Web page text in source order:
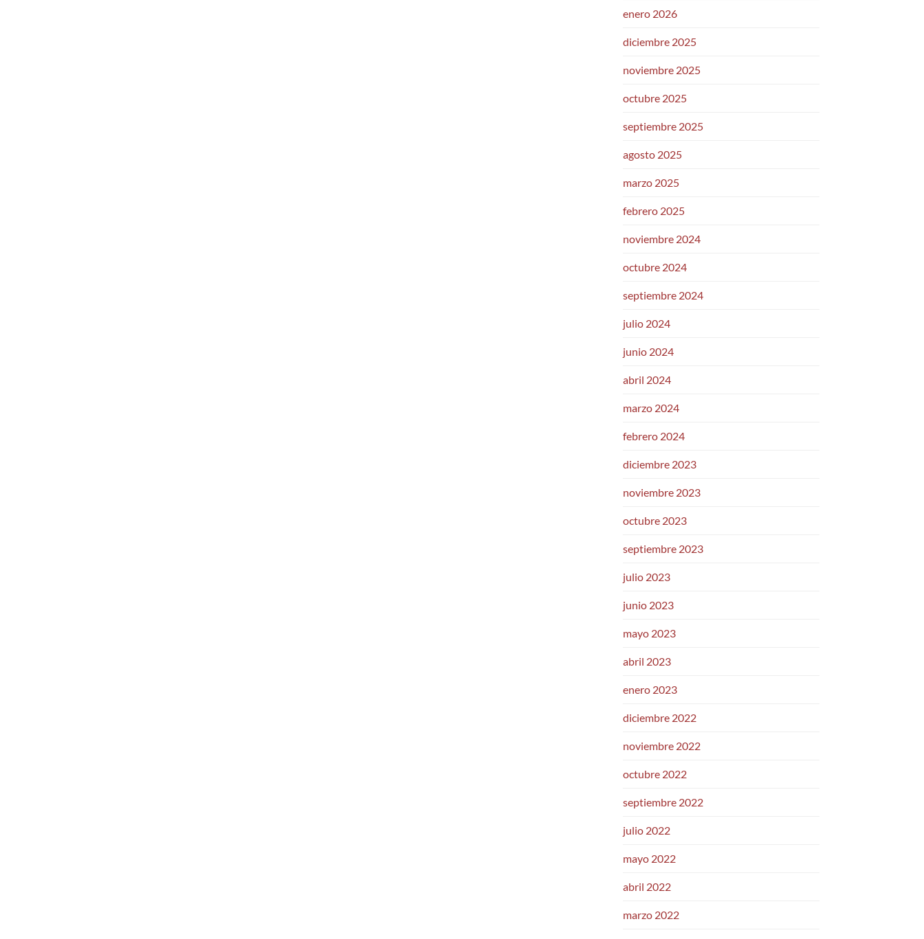
enero 2026
diciembre 2025
noviembre 2025
octubre 2025
septiembre 2025
agosto 2025
marzo 2025
febrero 2025
noviembre 2024
octubre 2024
septiembre 2024
julio 2024
junio 2024
abril 2024
marzo 2024
febrero 2024
diciembre 2023
noviembre 2023
octubre 2023
septiembre 2023
julio 2023
junio 2023
mayo 2023
abril 2023
enero 2023
diciembre 2022
noviembre 2022
octubre 2022
septiembre 2022
julio 2022
mayo 2022
abril 2022
marzo 2022